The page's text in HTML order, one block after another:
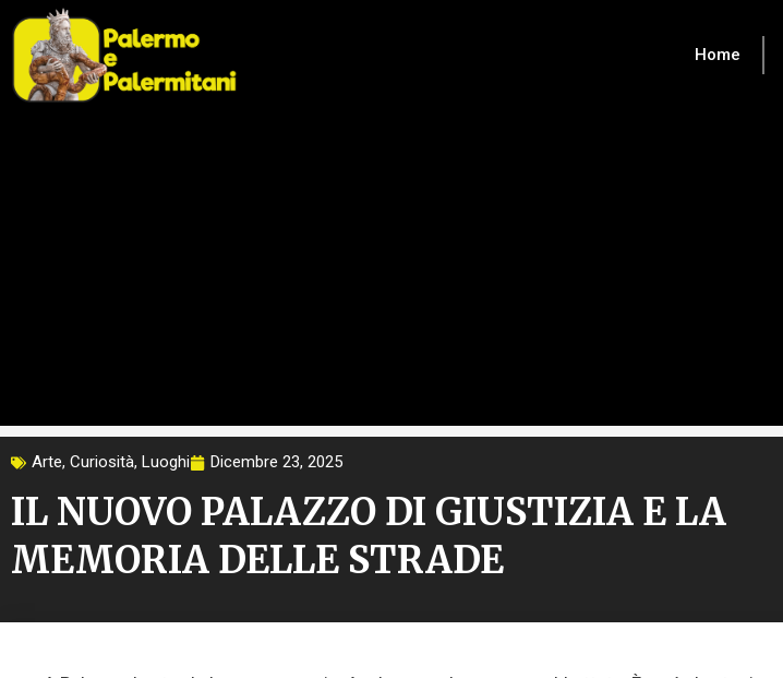
contenuto
Home
Arte, Curiosità, Luoghi Dicembre 23, 2025
IL NUOVO PALAZZO DI GIUSTIZIA E LA
MEMORIA DELLE STRADE